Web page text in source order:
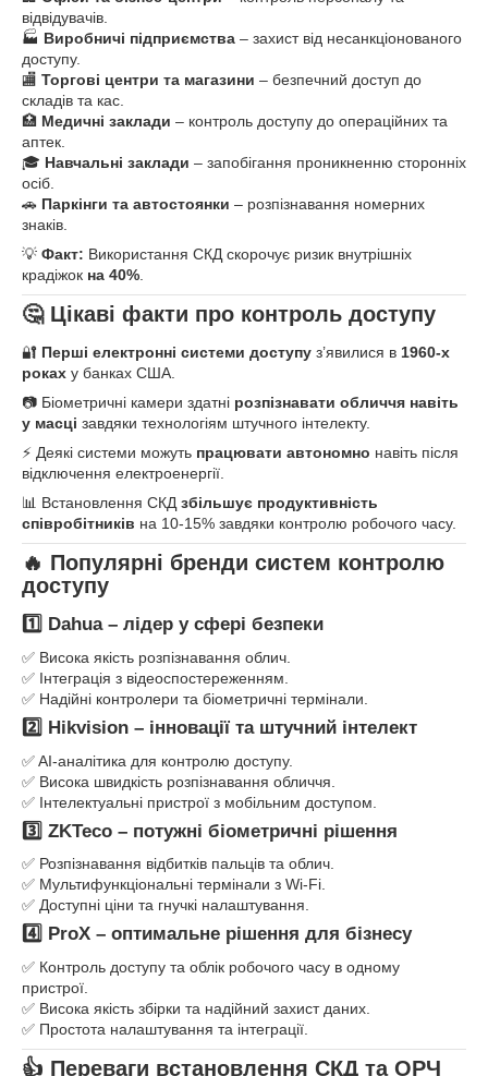
відвідувачів.
🏭 Виробничі підприємства – захист від несанкціонованого
доступу.
🏬 Торгові центри та магазини – безпечний доступ до
складів та кас.
🏥 Медичні заклади – контроль доступу до операційних та
аптек.
🎓 Навчальні заклади – запобігання проникненню сторонніх
осіб.
🚗 Паркінги та автостоянки – розпізнавання номерних
знаків.
💡 Факт: Використання СКД скорочує ризик внутрішніх
крадіжок на 40%
🤔 Цікаві факти про контроль доступу
🔐 Перші електронні системи доступу з’явилися в 1960-х
роках у банках США.
📷 Біометричні камери здатні розпізнавати обличчя навіть
у масці завдяки технологіям штучного інтелекту.
⚡ Деякі системи можуть працювати автономно навіть після
відключення електроенергії.
📊 Встановлення СКДзбільшує продуктивність
співробітників на 10-15% завдяки контролю робочого часу.
🔥 Популярні бренди систем контролю
доступу
1️⃣ Dahua – лідер у сфері безпеки
✅ Висока якість розпізнавання облич.
✅ Інтеграція з відеоспостереженням.
✅ Надійні контролери та біометричні термінали.
2️⃣ Hikvision – інновації та штучний інтелект
✅ AI-аналітика для контролю доступу.
✅ Висока швидкість розпізнавання обличчя.
✅ Інтелектуальні пристрої з мобільним доступом.
3️⃣ ZKTeco – потужні біометричні рішення
✅ Розпізнавання відбитків пальців та облич.
✅ Мультифункціональні термінали з Wi-Fi.
✅ Доступні ціни та гнучкі налаштування.
4️⃣ ProX – оптимальне рішення для бізнесу
✅ Контроль доступу та облік робочого часу в одному
пристрої.
✅ Висока якість збірки та надійний захист даних.
✅ Простота налаштування та інтеграції.
👍 Переваги встановлення СКД та ОРЧ